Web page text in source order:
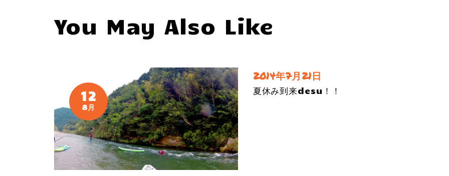
You May Also Like
12
8月
2014年7月21日
夏休み到来desu！！